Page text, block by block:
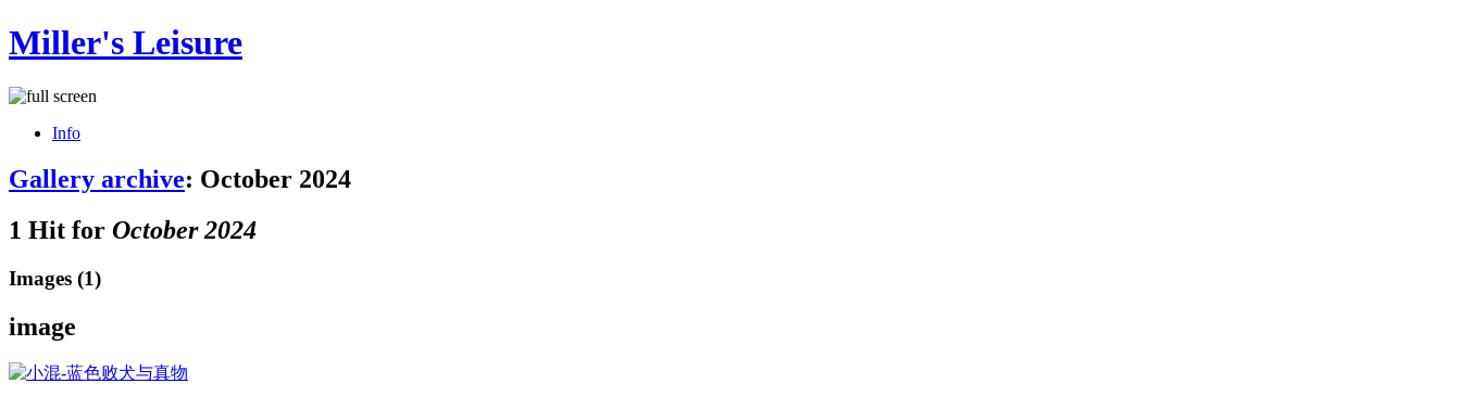
Miller's Leisure
Info
Gallery archive: October 2024
1 Hit for October 2024
Images (1)
image